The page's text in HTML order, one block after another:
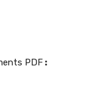
PDF :